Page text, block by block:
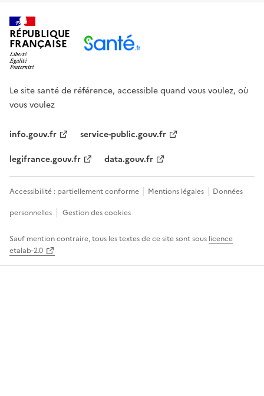
RÉPUBLIQUE
FRANÇAISE
Le site santé de référence, accessible quand vous voulez, où
vous voulez
info.gouv.fr
service-public.gouv.fr
legifrance.gouv.fr
data.gouv.fr
Accessibilité : partiellement conforme Mentions légales
Données
personnelles
Gestion des cookies
Sauf mention contraire, tous les textes de ce site sont sous licence
etalab-2.0